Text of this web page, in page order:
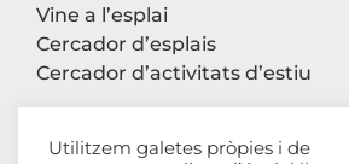
Vine a l’esplai
Cercador d’esplais
Cercador d’activitats d’estiu
Utilitzem galetes pròpies i de